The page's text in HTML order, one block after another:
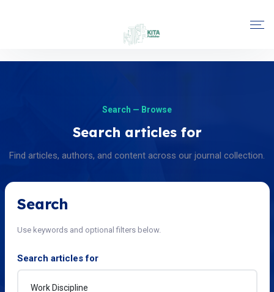
Search — Browse
Search articles for
Find articles, authors, and content across our journal collection.
Search
Use keywords and optional filters below.
Search articles for